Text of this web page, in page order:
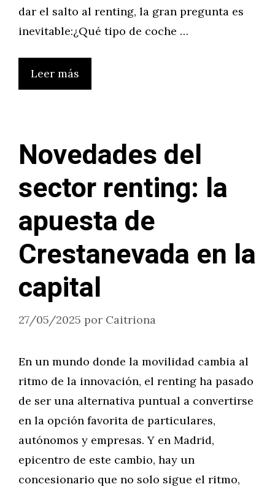
dar el salto al renting, la gran pregunta es
inevitable:¿Qué tipo de coche …
Leer más
Novedades del
sector renting: la
apuesta de
Crestanevada en la
capital
27/05/2025 por Caitriona
En un mundo donde la movilidad cambia al
ritmo de la innovación, el renting ha pasado
de ser una alternativa puntual a convertirse
en la opción favorita de particulares,
autónomos y empresas. Y en Madrid,
epicentro de este cambio, hay un
concesionario que no solo sigue el ritmo,